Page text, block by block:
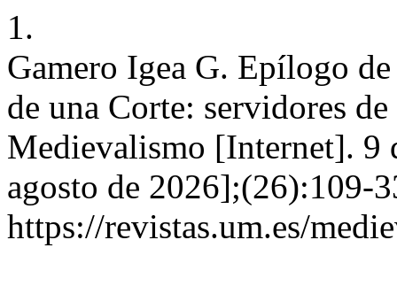
1.
Gamero Igea G. Epílogo
de una Corte: servidores
Medievalismo [Internet]. 9
agosto de 2026];(26):109-
https://revistas.um.es/